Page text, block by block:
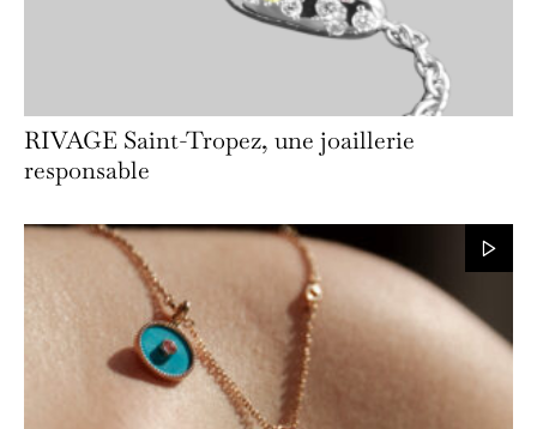
RIVAGE Saint-Tropez, une joaillerie
responsable